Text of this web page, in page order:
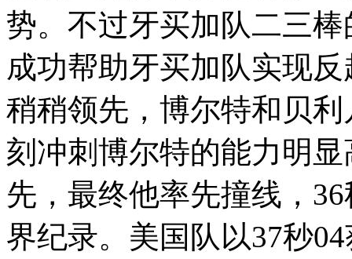
势。不过牙买加队二三
成功帮助牙买加队实现
稍稍领先，博尔特和贝
刻冲刺博尔特的能力明
先，最终他率先撞线，
界纪录。美国队以37秒